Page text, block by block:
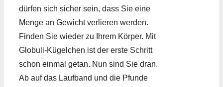
dürfen sich sicher sein, dass Sie eine
Menge an Gewicht verlieren werden.
Finden Sie wieder zu Ihrem Körper. Mit
Globuli-Kügelchen ist der erste Schritt
schon einmal getan. Nun sind Sie dran.
Ab auf das Laufband und die Pfunde